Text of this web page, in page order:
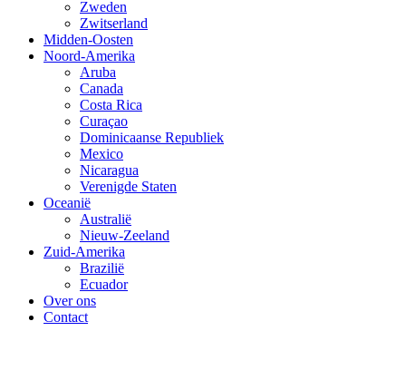
Zweden
Zwitserland
Midden-Oosten
Noord-Amerika
Aruba
Canada
Costa Rica
Curaçao
Dominicaanse Republiek
Mexico
Nicaragua
Verenigde Staten
Oceanië
Australië
Nieuw-Zeeland
Zuid-Amerika
Brazilië
Ecuador
Over ons
Contact